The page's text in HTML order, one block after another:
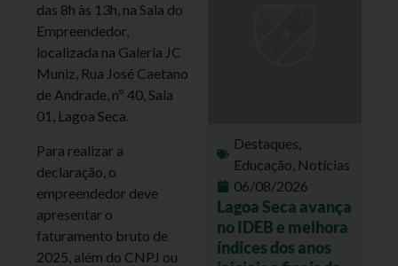
das 8h às 13h, na Sala do
Empreendedor,
localizada na Galeria JC
Muniz, Rua José Caetano
de Andrade, nº 40, Sala
01, Lagoa Seca.
Para realizar a
declaração, o
empreendedor deve
apresentar o
faturamento bruto de
2025, além do CNPJ ou
Destaques,
Educação, Notícias
06/08/2026
Lagoa Seca avança
no IDEB e melhora
índices dos anos